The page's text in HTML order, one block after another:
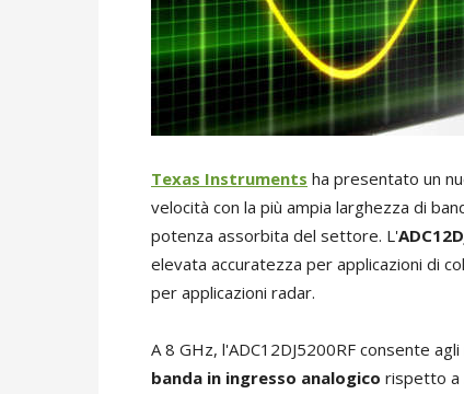
Texas Instruments ha presentato un
velocità con la più ampia larghezza di
potenza assorbita del settore. L'
elevata accuratezza per applicazioni di
per applicazioni radar.
A 8 GHz, l'ADC12DJ5200RF consente
banda in ingresso analogico rispetto a